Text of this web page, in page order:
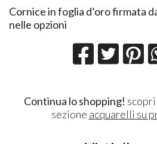
Cornice in foglia d’oro firmata
nelle opzioni
Continua lo shopping!
sezione acquarelli su